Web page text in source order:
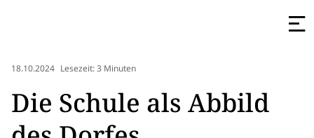
18.10.2024 Lesezeit: 3 Minuten
Die Schule als Abbild